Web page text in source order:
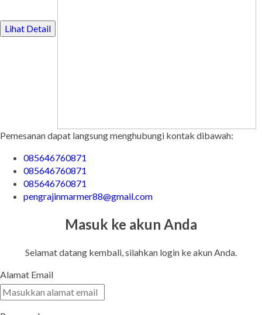
Lihat Detail
Pemesanan dapat langsung menghubungi kontak dibawah:
085646760871
085646760871
085646760871
pengrajinmarmer88@gmail.com
Masuk ke akun Anda
Selamat datang kembali, silahkan login ke akun Anda.
Alamat Email